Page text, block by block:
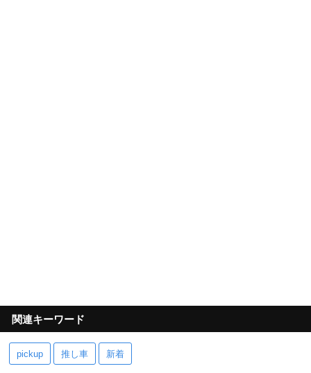
関連キーワード
pickup 推し車 新着